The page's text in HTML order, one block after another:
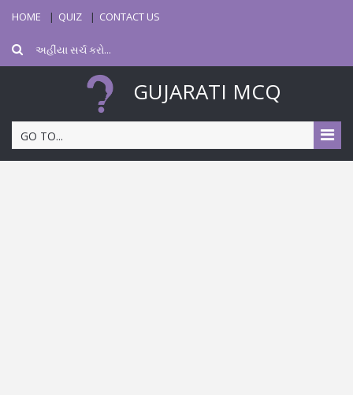
HOME QUIZ CONTACT US
GUJARATI MCQ
GO TO...